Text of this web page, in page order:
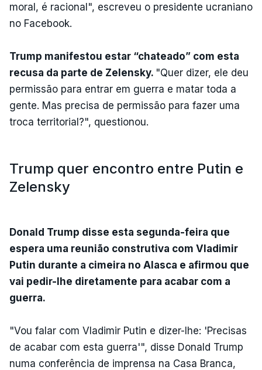
moral, é racional", escreveu o presidente ucraniano
no Facebook.
Trump manifestou estar “chateado” com esta
recusa da parte de Zelensky. "Quer dizer, ele deu
permissão para entrar em guerra e matar toda a
gente. Mas precisa de permissão para fazer uma
troca territorial?", questionou.
Trump quer encontro entre Putin e
Zelensky
Donald Trump disse esta segunda-feira que
espera uma reunião construtiva com Vladimir
Putin durante a cimeira no Alasca e afirmou que
vai pedir-lhe diretamente para acabar com a
guerra.
"Vou falar com Vladimir Putin e dizer-lhe: 'Precisas
de acabar com esta guerra'", disse Donald Trump
numa conferência de imprensa na Casa Branca,